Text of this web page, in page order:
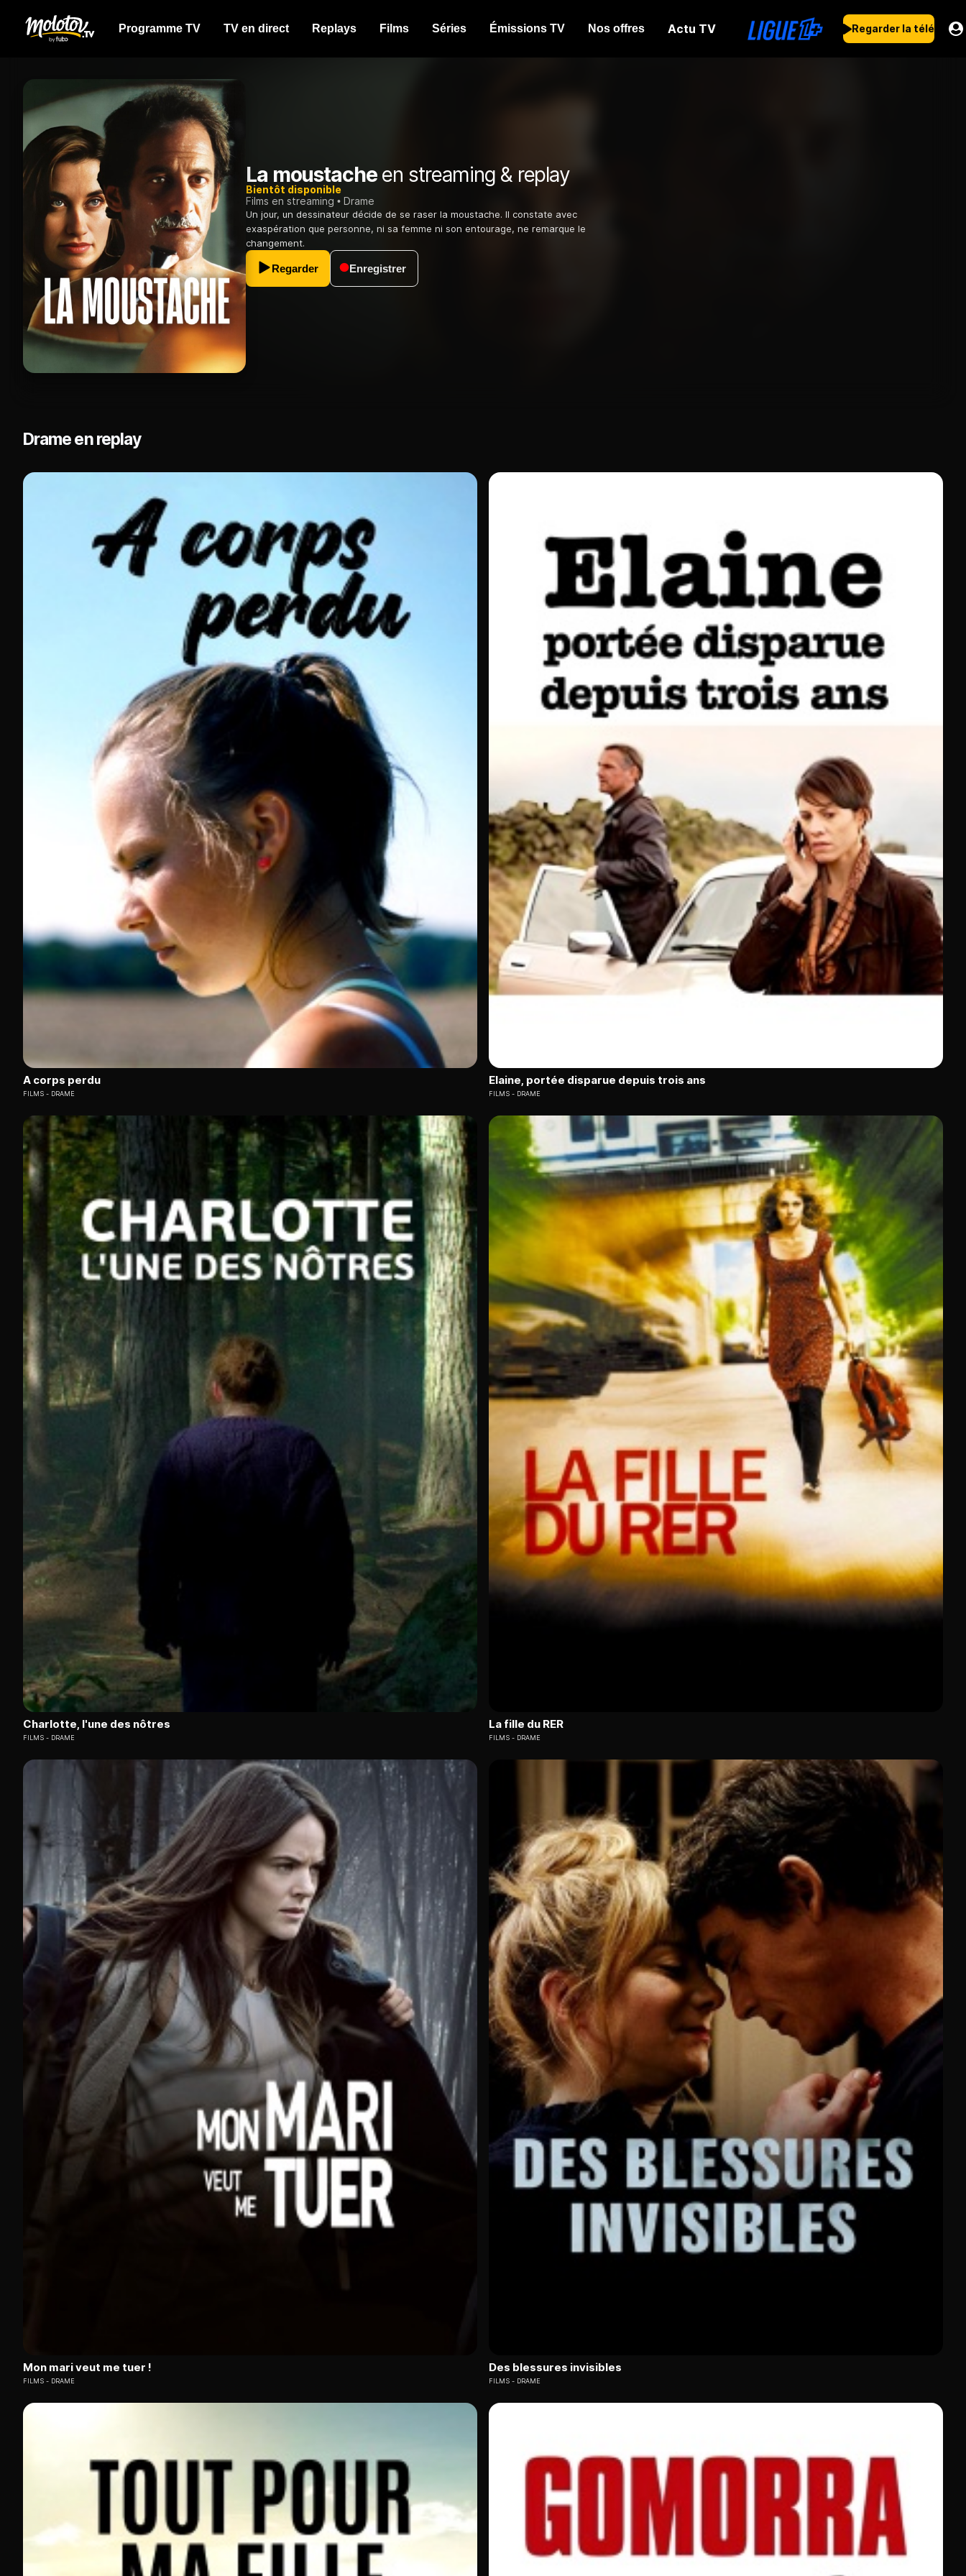
Programme TV TV en direct Replays Films Séries Émissions TV Nos offres Actu TV Regarder la télé
La moustacheen streaming & replay
Bientôt disponible
Films en streaming
Drame
Un jour, un dessinateur décide de se raser la moustache. Il constate avec
exaspération que personne, ni sa femme ni son entourage, ne remarque le
changement.
Regarder Enregistrer
Drame en replay
A corps perdu
FILMS DRAME
Elaine, portée disparue depuis trois ans
FILMS DRAME
Charlotte, l'une des nôtres
FILMS DRAME
La fille du RER
FILMS DRAME
Mon mari veut me tuer !
FILMS DRAME
Des blessures invisibles
FILMS DRAME